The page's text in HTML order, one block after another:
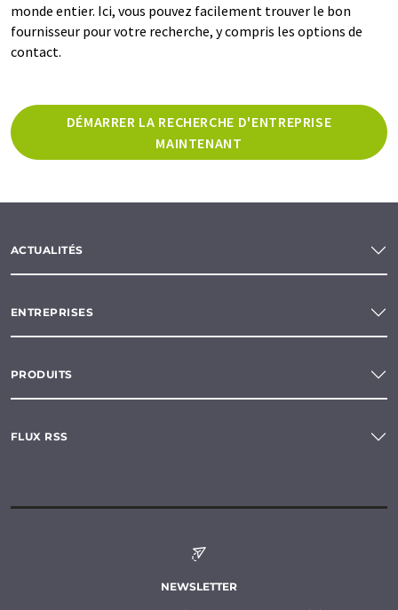
monde entier. Ici, vous pouvez facilement trouver le bon
fournisseur pour votre recherche, y compris les options de
contact.
DÉMARRER LA RECHERCHE D'ENTREPRISE
MAINTENANT
ACTUALITÉS
ENTREPRISES
PRODUITS
FLUX RSS
NEWSLETTER